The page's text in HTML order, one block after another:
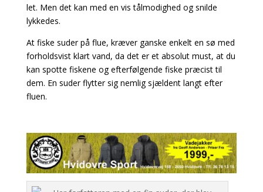
let. Men det kan med en vis tålmodighed og snilde
lykkedes.
At fiske suder på flue, kræver ganske enkelt en sø med
forholdsvist klart vand, da det er et absolut must, at du
kan spotte fiskene og efterfølgende fiske præcist til
dem. En suder flytter sig nemlig sjældent langt efter
fluen.